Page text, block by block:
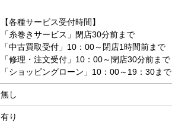
【各種サービス受付時間】
「糸巻きサービス」閉店30分前まで
「中古買取受付」10：00～閉店1時間前まで
「修理・注文受付」10：00～閉店30分前まで
「ショッピングローン」10：00～19：30まで
無し
有り